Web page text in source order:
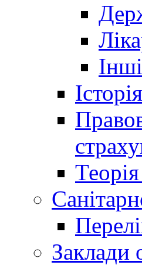
Інші
Заклади